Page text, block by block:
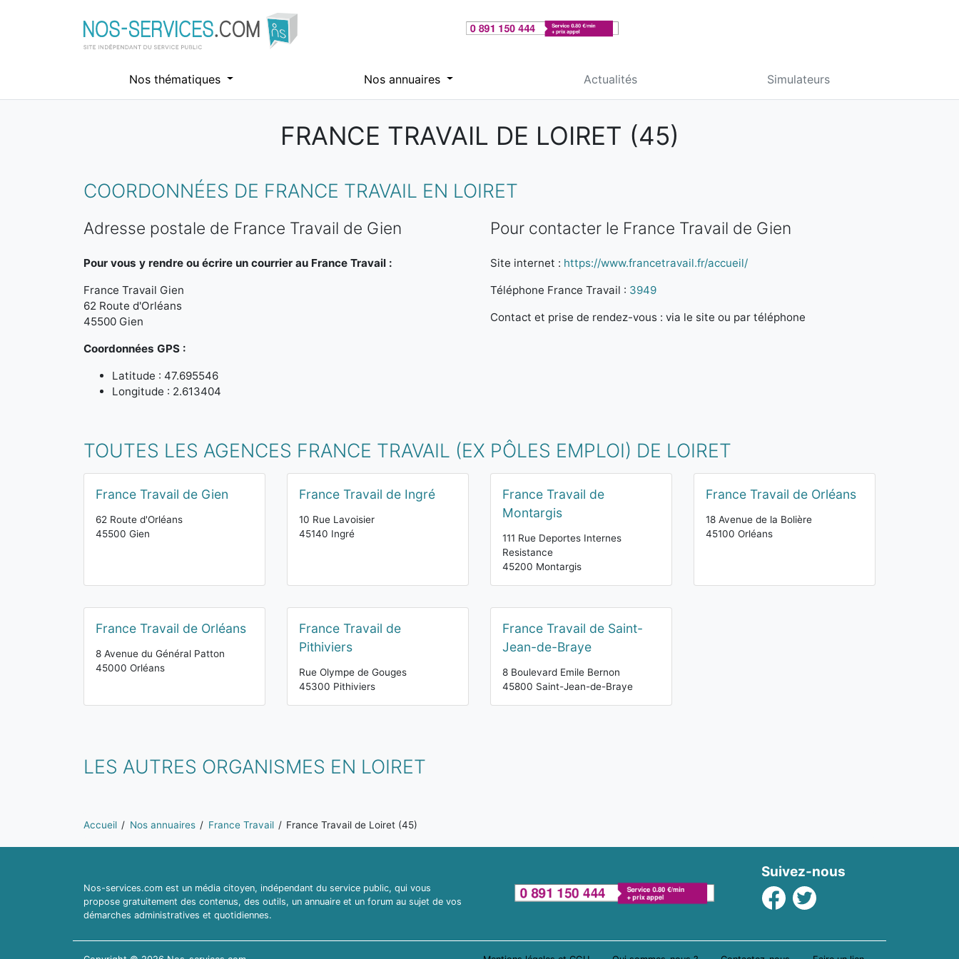
Nos thématiques Nos annuaires Actualités Simulateurs
FRANCE TRAVAIL DE LOIRET (45)
COORDONNÉES DE FRANCE TRAVAIL EN LOIRET
Adresse postale de France Travail de Gien
Pour vous y rendre ou écrire un courrier au France Travail :
France Travail Gien
62 Route d'Orléans
45500 Gien
Coordonnées GPS :
Latitude : 47.695546
Longitude : 2.613404
Pour contacter le France Travail de Gien
Site internet : https://www.francetravail.fr/accueil/
Téléphone France Travail : 3949
Contact et prise de rendez-vous : via le site ou par téléphone
TOUTES LES AGENCES FRANCE TRAVAIL (EX PÔLES EMPLOI) DE LOIRET
France Travail de Gien
62 Route d'Orléans
45500 Gien
France Travail de Ingré
10 Rue Lavoisier
45140 Ingré
France Travail de
Montargis
111 Rue Deportes Internes
Resistance
45200 Montargis
France Travail de Orléans
18 Avenue de la Bolière
45100 Orléans
France Travail de Orléans
8 Avenue du Général Patton
45000 Orléans
France Travail de
Pithiviers
Rue Olympe de Gouges
45300 Pithiviers
France Travail de Saint-
Jean-de-Braye
8 Boulevard Emile Bernon
45800 Saint-Jean-de-Braye
LES AUTRES ORGANISMES EN LOIRET
Vous êtes ici:
Accueil Nos annuaires France Travail France Travail de Loiret (45)
Nos-services.com est un média citoyen, indépendant du service public, qui vous
propose gratuitement des contenus, des outils, un annuaire et un forum au sujet de vos
démarches administratives et quotidiennes.
Suivez-nous
Facebook
Twitter